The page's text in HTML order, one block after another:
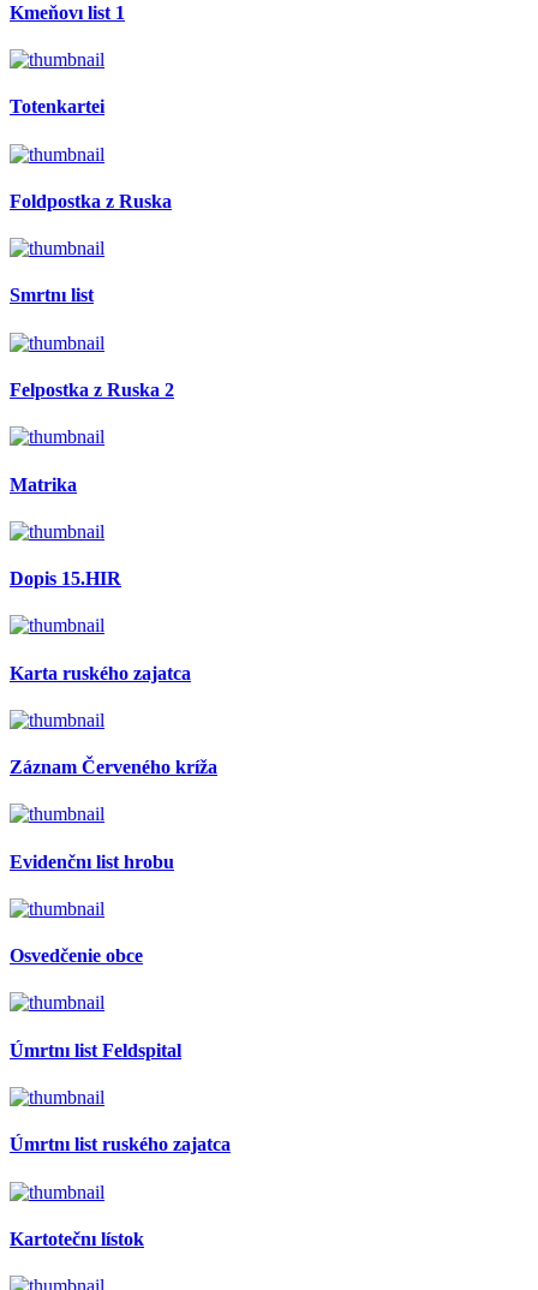
Kmeňovı list 1
Totenkartei
Foldpostka z Ruska
Smrtnı list
Felpostka z Ruska 2
Matrika
Dopis 15.HIR
Karta ruského zajatca
Záznam Červeného kríža
Evidenčnı list hrobu
Osvedčenie obce
Úmrtnı list Feldspital
Úmrtnı list ruského zajatca
Kartotečnı lístok